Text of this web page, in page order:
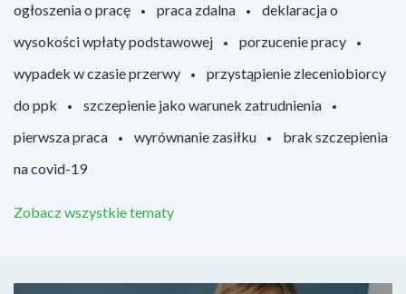
ogłoszenia o pracę praca zdalna
deklaracja o
wysokości wpłaty podstawowej
porzucenie pracy
wypadek w czasie przerwy
przystąpienie zleceniobiorcy
do ppk
szczepienie jako warunek zatrudnienia
pierwsza praca
wyrównanie zasiłku
brak szczepienia
na covid-19
Zobacz wszystkie tematy